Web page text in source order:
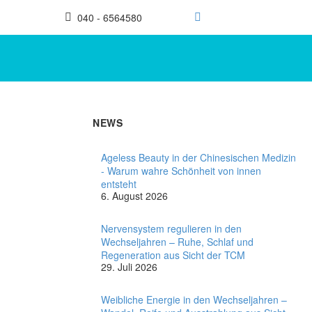
040 - 6564580
NEWS
Ageless Beauty in der Chinesischen Medizin
- Warum wahre Schönheit von innen
entsteht
6. August 2026
Nervensystem regulieren in den
Wechseljahren – Ruhe, Schlaf und
Regeneration aus Sicht der TCM
29. Juli 2026
Weibliche Energie in den Wechseljahren –